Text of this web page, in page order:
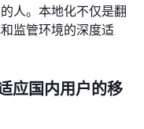
人。本地化不仅是翻
监管环境的深度适
应国内用户的移